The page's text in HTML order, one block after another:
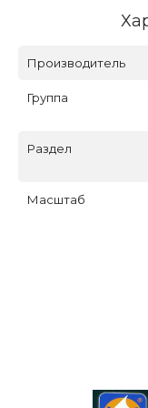
Производитель
Группа
Раздел
Масштаб